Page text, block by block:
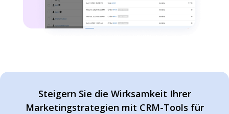
Steigern Sie die Wirksamkeit Ihrer
Marketingstrategien mit CRM-Tools für